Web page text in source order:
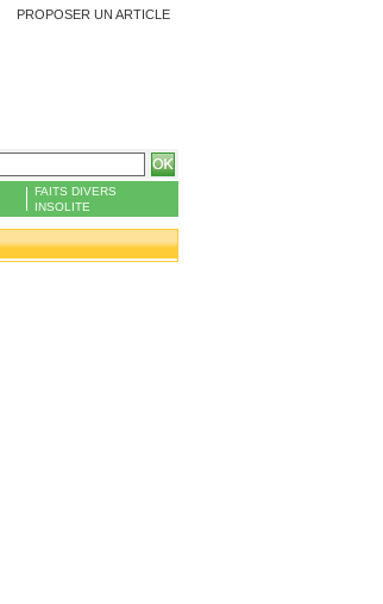
PROPOSER UN ARTICLE
FAITS DIVERS
INSOLITE